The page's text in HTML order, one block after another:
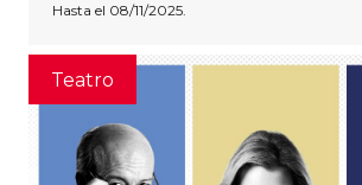
Hasta el 08/11/2025.
Teatro